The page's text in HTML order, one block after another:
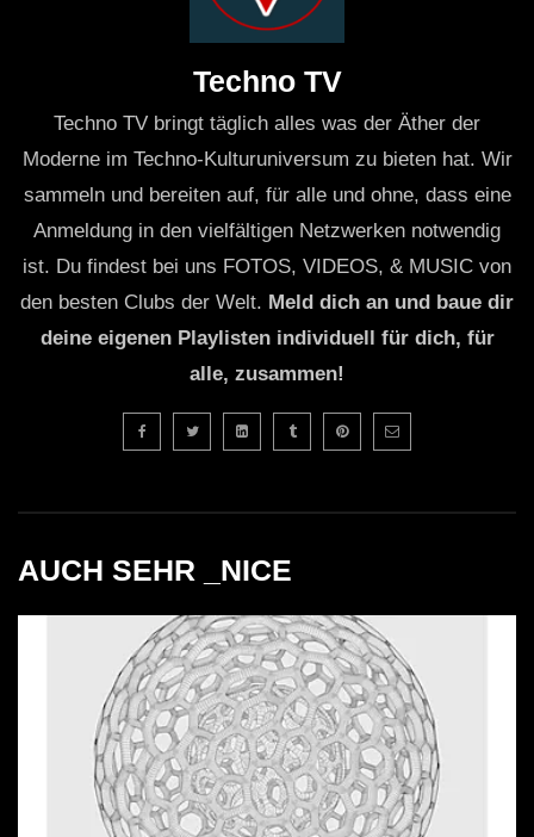
Techno TV
Techno TV bringt täglich alles was der Äther der
Moderne im Techno-Kulturuniversum zu bieten hat. Wir
sammeln und bereiten auf, für alle und ohne, dass eine
Anmeldung in den vielfältigen Netzwerken notwendig
ist. Du findest bei uns FOTOS, VIDEOS, & MUSIC von
den besten Clubs der Welt. Meld dich an und baue dir
deine eigenen Playlisten individuell für dich, für
alle, zusammen!
AUCH SEHR _NICE